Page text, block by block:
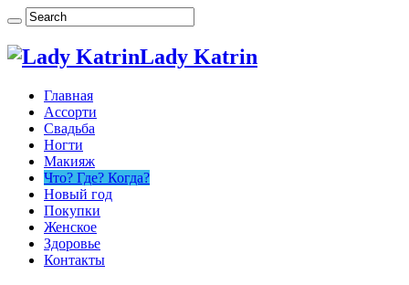
Lady Katrin
Главная
Ассорти
Свадьба
Ногти
Макияж
Что? Где? Когда?
Новый год
Покупки
Женское
Здоровье
Контакты